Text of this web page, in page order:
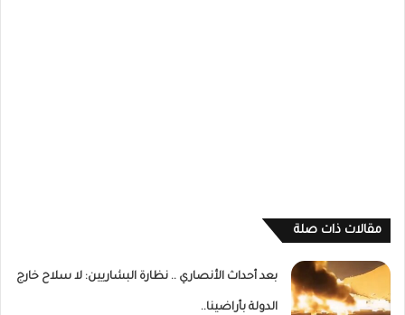
مقالات ذات صلة
بعد أحداث الأنصاري .. نظارة البشاريين: لا سلاح خارج
الدولة بأراضينا..